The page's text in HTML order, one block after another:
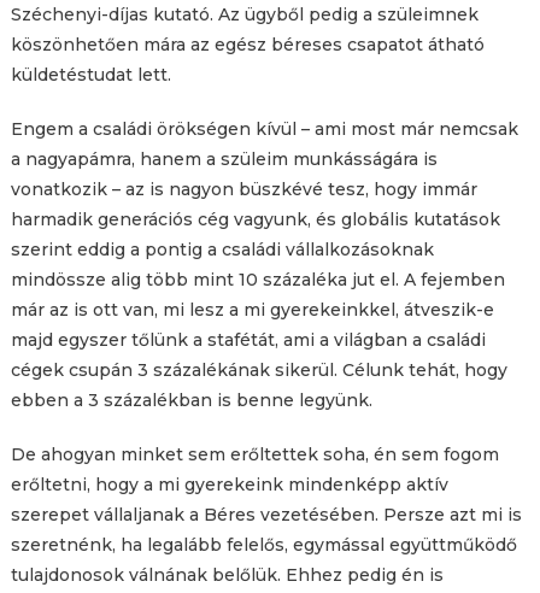
Széchenyi-díjas kutató. Az ügyből pedig a szüleimnek
köszönhetően mára az egész béreses csapatot átható
küldetéstudat lett.
Engem a családi örökségen kívül – ami most már nemcsak
a nagyapámra, hanem a szüleim munkásságára is
vonatkozik – az is nagyon büszkévé tesz, hogy immár
harmadik generációs cég vagyunk, és globális kutatások
szerint eddig a pontig a családi vállalkozásoknak
mindössze alig több mint 10 százaléka jut el. A fejemben
már az is ott van, mi lesz a mi gyerekeinkkel, átveszik-e
majd egyszer tőlünk a stafétát, ami a világban a családi
cégek csupán 3 százalékának sikerül. Célunk tehát, hogy
ebben a 3 százalékban is benne legyünk.
De ahogyan minket sem erőltettek soha, én sem fogom
erőltetni, hogy a mi gyerekeink mindenképp aktív
szerepet vállaljanak a Béres vezetésében. Persze azt mi is
szeretnénk, ha legalább felelős, egymással együttműködő
tulajdonosok válnának belőlük. Ehhez pedig én is